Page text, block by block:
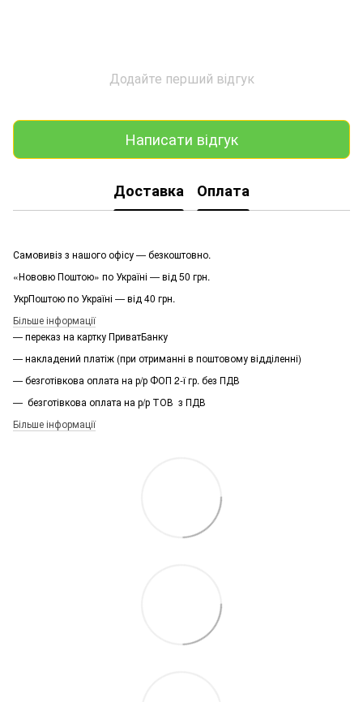
Додайте перший відгук
Написати відгук
Доставка Оплата
Самовивіз з нашого офісу — безкоштовно.
«Нововю Поштою» по Україні — від 50 грн.
УкрПоштою по Україні — від 40 грн.
Більше інформації
— переказ на картку ПриватБанку
— накладений платіж (при отриманні в поштовому відділенні)
— безготівкова оплата на р/р ФОП 2-ї гр. без ПДВ
— безготівкова оплата на р/р ТОВ з ПДВ
Більше інформації